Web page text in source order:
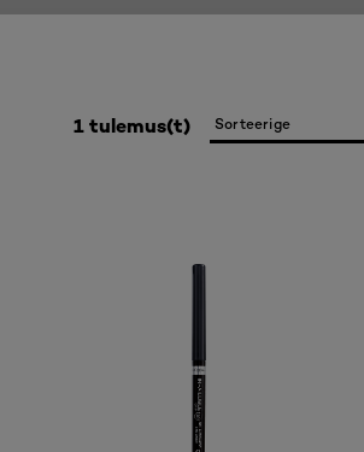
1 tulemus(t)